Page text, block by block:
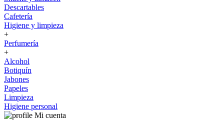
Descartables
Cafetería
Higiene y limpieza
+
Perfumería
+
Alcohol
Botiquín
Jabones
Papeles
Limpieza
Higiene personal
Mi cuenta